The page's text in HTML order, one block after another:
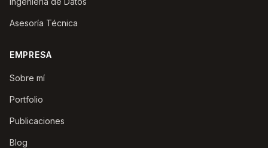
Asesoría Técnica
EMPRESA
Sobre mí
Portfolio
Publicaciones
Blog